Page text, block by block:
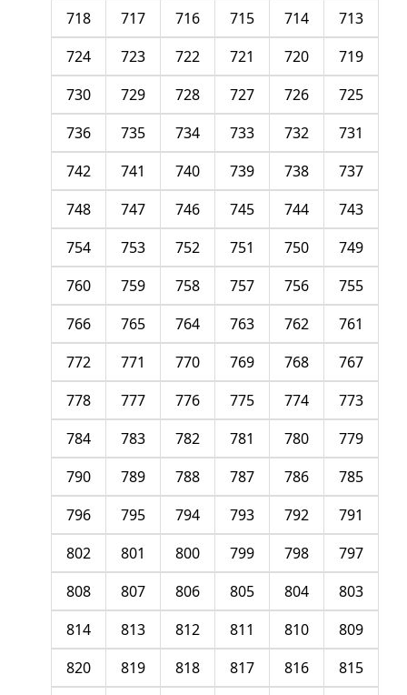
713
714
715
716
717
718
719
720
721
722
723
724
725
726
727
728
729
730
731
732
733
734
735
736
737
738
739
740
741
742
743
744
745
746
747
748
749
750
751
752
753
754
755
756
757
758
759
760
761
762
763
764
765
766
767
768
769
770
771
772
773
774
775
776
777
778
779
780
781
782
783
784
785
786
787
788
789
790
791
792
793
794
795
796
797
798
799
800
801
802
803
804
805
806
807
808
809
810
811
812
813
814
815
816
817
818
819
820